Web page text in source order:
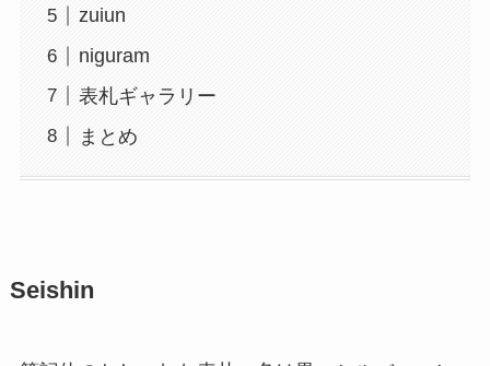
zuiun
niguram
表札ギャラリー
まとめ
Seishin